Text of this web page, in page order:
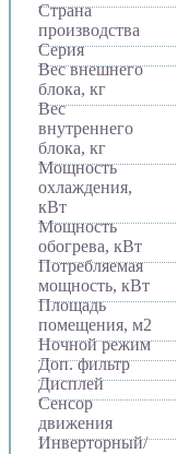
Страна
производства
Серия
Вес внешнего
блока, кг
Вес
внутреннего
блока, кг
Мощность
охлаждения,
кВт
Мощность
обогрева, кВт
Потребляемая
мощность, кВт
Площадь
помещения, м2
Ночной режим
Доп. фильтр
Дисплей
Сенсор
движения
Инверторный/